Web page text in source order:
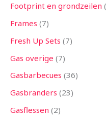
Footprint en grondzeilen
Frames 7
Fresh Up Sets 7
Gas overige 7
Gasbarbecues 36
Gasbranders 23
Gasflessen 2